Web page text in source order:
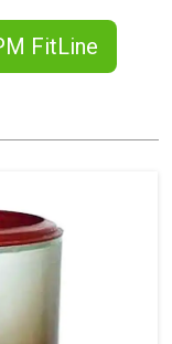
FitLine